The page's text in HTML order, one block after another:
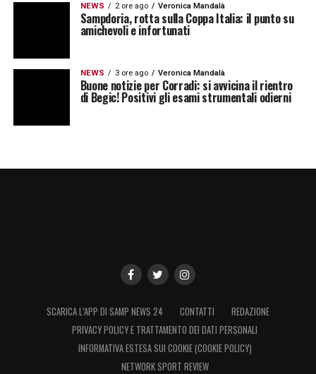
NEWS 2 ore ago Veronica Mandalà
Sampdoria, rotta sulla Coppa Italia: il punto su
amichevoli e infortunati
NEWS 3 ore ago Veronica Mandalà
Buone notizie per Corradi: si avvicina il rientro
di Begic! Positivi gli esami strumentali odierni
SCARICA L’APP DI SAMP NEWS 24 CONTATTI
REDAZIONE
PRIVACY POLICY E TRATTAMENTO DEI DATI PERSONALI
INFORMATIVA ESTESA SUI COOKIE (COOKIE POLICY)
NETWORK SPORT REVIEW